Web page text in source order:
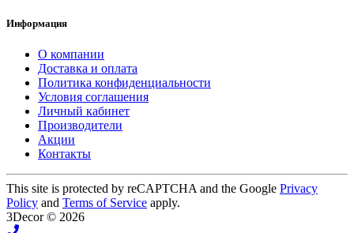
Информация
О компании
Доставка и оплата
Политика конфиденциальности
Условия соглашения
Личный кабинет
Производители
Акции
Контакты
This site is protected by reCAPTCHA and the Google Privacy
Policy and Terms of Service apply.
3Decor © 2026